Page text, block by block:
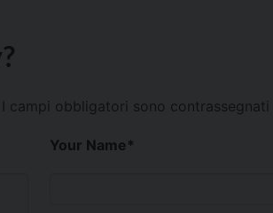
I campi obbligatori sono contrassegnati
Your Name*